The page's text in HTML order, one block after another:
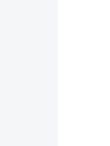
Lao
Thời sự
Hồ sơ tài